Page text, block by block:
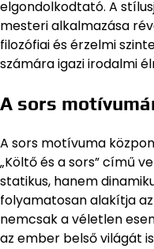
elgondolkodtató. A
mesteri alkalmazása
filozófiai és érzelmi
számára igazi irodalmi
A sors
A sors motívuma
„Költő és a sors” című
statikus, hanem
folyamatosan alakítja
nemcsak a véletlen
az ember belső világát